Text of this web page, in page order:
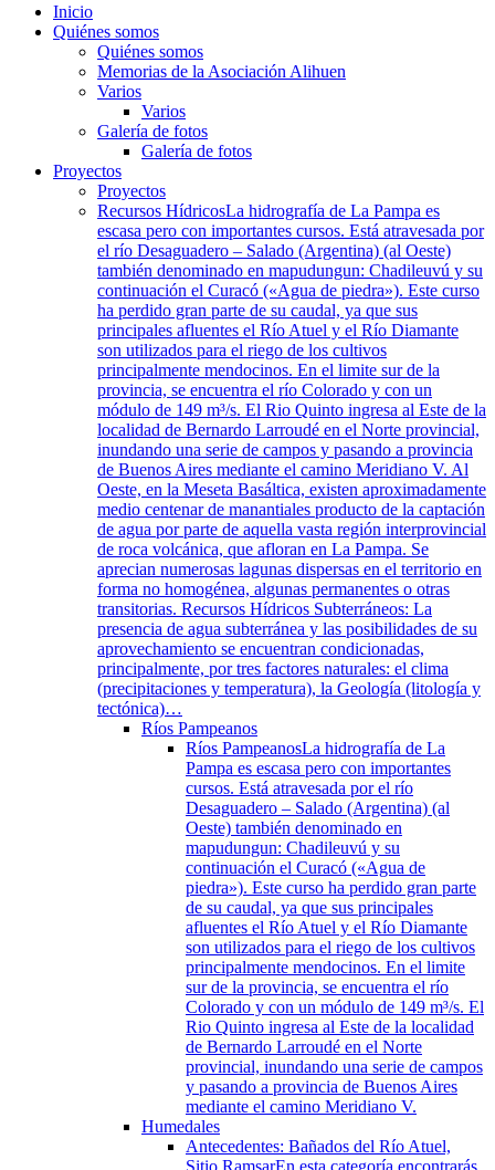
Inicio
Quiénes somos
Quiénes somos
Memorias de la Asociación Alihuen
Varios
Varios
Galería de fotos
Galería de fotos
Proyectos
Proyectos
Recursos HídricosLa hidrografía de La Pampa es
escasa pero con importantes cursos. Está atravesada por
el río Desaguadero – Salado (Argentina) (al Oeste)
también denominado en mapudungun: Chadileuvú y su
continuación el Curacó («Agua de piedra»). Este curso
ha perdido gran parte de su caudal, ya que sus
principales afluentes el Río Atuel y el Río Diamante
son utilizados para el riego de los cultivos
principalmente mendocinos. En el limite sur de la
provincia, se encuentra el río Colorado y con un
módulo de 149 m³/s. El Rio Quinto ingresa al Este de la
localidad de Bernardo Larroudé en el Norte provincial,
inundando una serie de campos y pasando a provincia
de Buenos Aires mediante el camino Meridiano V. Al
Oeste, en la Meseta Basáltica, existen aproximadamente
medio centenar de manantiales producto de la captación
de agua por parte de aquella vasta región interprovincial
de roca volcánica, que afloran en La Pampa. Se
aprecian numerosas lagunas dispersas en el territorio en
forma no homogénea, algunas permanentes o otras
transitorias. Recursos Hídricos Subterráneos: La
presencia de agua subterránea y las posibilidades de su
aprovechamiento se encuentran condicionadas,
principalmente, por tres factores naturales: el clima
(precipitaciones y temperatura), la Geología (litología y
tectónica)…
Ríos Pampeanos
Ríos PampeanosLa hidrografía de La
Pampa es escasa pero con importantes
cursos. Está atravesada por el río
Desaguadero – Salado (Argentina) (al
Oeste) también denominado en
mapudungun: Chadileuvú y su
continuación el Curacó («Agua de
piedra»). Este curso ha perdido gran parte
de su caudal, ya que sus principales
afluentes el Río Atuel y el Río Diamante
son utilizados para el riego de los cultivos
principalmente mendocinos. En el limite
sur de la provincia, se encuentra el río
Colorado y con un módulo de 149 m³/s. El
Rio Quinto ingresa al Este de la localidad
de Bernardo Larroudé en el Norte
provincial, inundando una serie de campos
y pasando a provincia de Buenos Aires
mediante el camino Meridiano V.
Humedales
Antecedentes: Bañados del Río Atuel,
Sitio RamsarEn esta categoría encontrarás